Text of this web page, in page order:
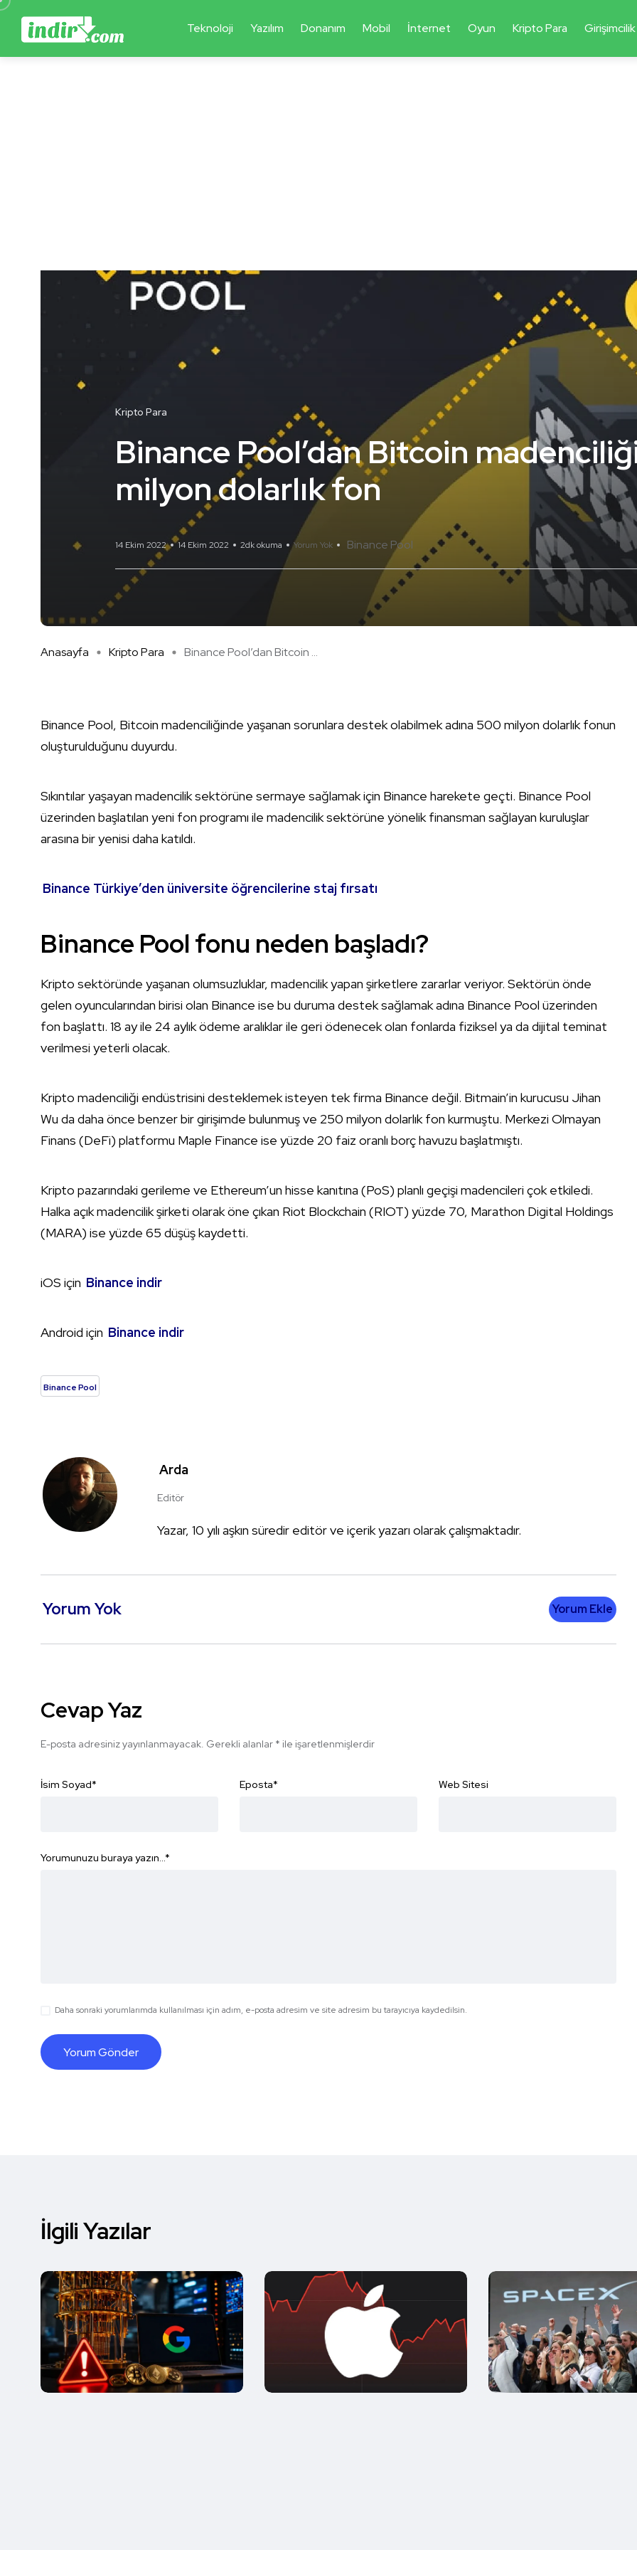
Teknoloji Yazılım Donanım Mobil İnternet Oyun Kripto Para Girişimcilik
Kripto Para
Binance Pool’dan Bitcoin
milyon dolarlık fon
14 Ekim 2022 14 Ekim 2022 2dk okuma Yorum Yok Binance Pool
Anasayfa Kripto Para Binance Pool’dan Bitcoin ...
Binance Pool, Bitcoin madenciliğinde yaşanan sorunlara destek olabilmek adına 500 milyon dolarlık fonun
oluşturulduğunu duyurdu.
Sıkıntılar yaşayan madencilik sektörüne sermaye sağlamak için Binance harekete geçti. Binance Pool
üzerinden başlatılan yeni fon programı ile madencilik sektörüne yönelik finansman sağlayan kuruluşlar
arasına bir yenisi daha katıldı.
Binance Türkiye’den üniversite öğrencilerine staj fırsatı
Binance Pool fonu neden başladı?
Kripto sektöründe yaşanan olumsuzluklar, madencilik yapan şirketlere zararlar veriyor. Sektörün önde
gelen oyuncularından birisi olan Binance ise bu duruma destek sağlamak adına Binance Pool üzerinden
fon başlattı. 18 ay ile 24 aylık ödeme aralıklar ile geri ödenecek olan fonlarda fiziksel ya da dijital teminat
verilmesi yeterli olacak.
Kripto madenciliği endüstrisini desteklemek isteyen tek firma Binance değil. Bitmain’in kurucusu Jihan
Wu da daha önce benzer bir girişimde bulunmuş ve 250 milyon dolarlık fon kurmuştu. Merkezi Olmayan
Finans (DeFi) platformu Maple Finance ise yüzde 20 faiz oranlı borç havuzu başlatmıştı.
Kripto pazarındaki gerileme ve Ethereum’un hisse kanıtına (PoS) planlı geçişi madencileri çok etkiledi.
Halka açık madencilik şirketi olarak öne çıkan Riot Blockchain (RIOT) yüzde 70, Marathon Digital Holdings
(MARA) ise yüzde 65 düşüş kaydetti.
iOS için Binance indir
Android için Binance indir
Binance Pool
Arda
Editör
Yazar, 10 yılı aşkın süredir editör ve içerik yazarı olarak çalışmaktadır.
Yorum Yok Yorum Ekle
Cevap Yaz
E-posta adresiniz yayınlanmayacak. Gerekli alanlar * ile işaretlenmişlerdir
İsim Soyad* Eposta* Web Sitesi
Yorumunuzu buraya yazın...*
Daha sonraki yorumlarımda kullanılması için adım, e-posta adresim ve site adresim bu tarayıcıya kaydedilsin.
İlgili Yazılar